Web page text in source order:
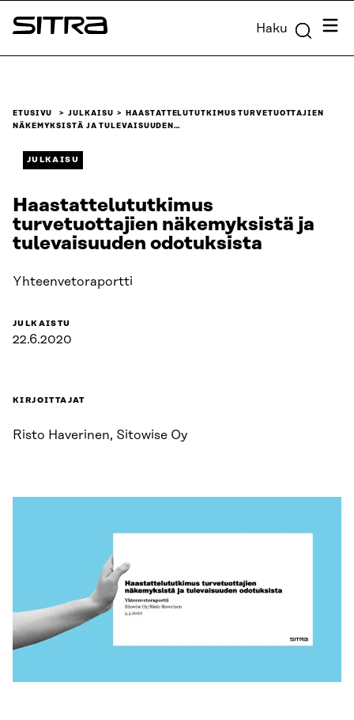
Siirry
suoraan
Sitra Haku
ETUSIVU JULKAISU
HAASTATTELUTUTKIMUS TURVETUOTTAJIEN
NÄKEMYKSISTÄ JA TULEVAISUUDEN…
JULKAISU
Haastattelututkimus
turvetuottajien näkemyksistä ja
tulevaisuuden odotuksista
Yhteenvetoraportti
JULKAISTU
22.6.2020
KIRJOITTAJAT
Risto Haverinen, Sitowise Oy